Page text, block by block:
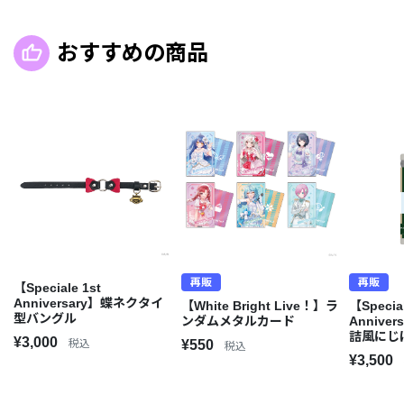
おすすめの商品
【Speciale 1st
Anniversary】蝶ネクタイ
型バングル
¥3,000 税込
再販
【White Bright Live！】ラ
ンダムメタルカード
¥550 税込
再販
【
詰風にじ
¥3,500